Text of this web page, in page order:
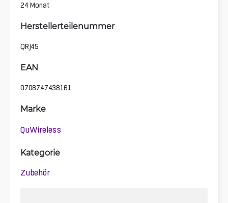
24 Monat
Herstellerteilenummer
QRJ45
EAN
0708747438161
Marke
QuWireless
Kategorie
Zubehör